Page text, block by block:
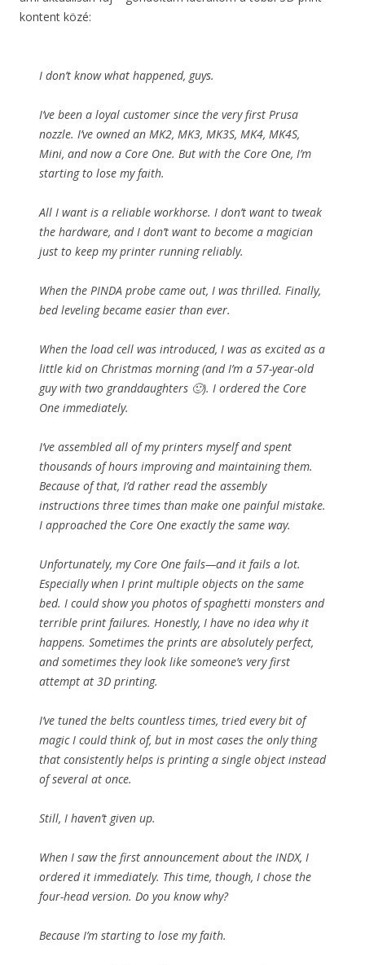
kontent közé:
I don’t know what happened, guys.
I’ve been a loyal customer since the very first Prusa
nozzle. I’ve owned an MK2, MK3, MK3S, MK4, MK4S,
Mini, and now a Core One. But with the Core One, I’m
starting to lose my faith.
All I want is a reliable workhorse. I don’t want to tweak
the hardware, and I don’t want to become a magician
just to keep my printer running reliably.
When the PINDA probe came out, I was thrilled. Finally,
bed leveling became easier than ever.
When the load cell was introduced, I was as excited as a
little kid on Christmas morning (and I’m a 57-year-old
guy with two granddaughters 🙂). I ordered the Core
One immediately.
I’ve assembled all of my printers myself and spent
thousands of hours improving and maintaining them.
Because of that, I’d rather read the assembly
instructions three times than make one painful mistake.
I approached the Core One exactly the same way.
Unfortunately, my Core One fails—and it fails a lot.
Especially when I print multiple objects on the same
bed. I could show you photos of spaghetti monsters and
terrible print failures. Honestly, I have no idea why it
happens. Sometimes the prints are absolutely perfect,
and sometimes they look like someone’s very first
attempt at 3D printing.
I’ve tuned the belts countless times, tried every bit of
magic I could think of, but in most cases the only thing
that consistently helps is printing a single object instead
of several at once.
Still, I haven’t given up.
When I saw the first announcement about the INDX, I
ordered it immediately. This time, though, I chose the
four-head version. Do you know why?
Because I’m starting to lose my faith.